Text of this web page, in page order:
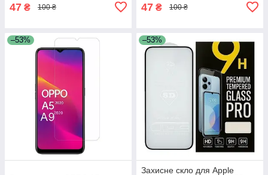
47 ₴ 100 ₴ 47 ₴ 100 ₴
–53% –53%
Захисне скло для Apple